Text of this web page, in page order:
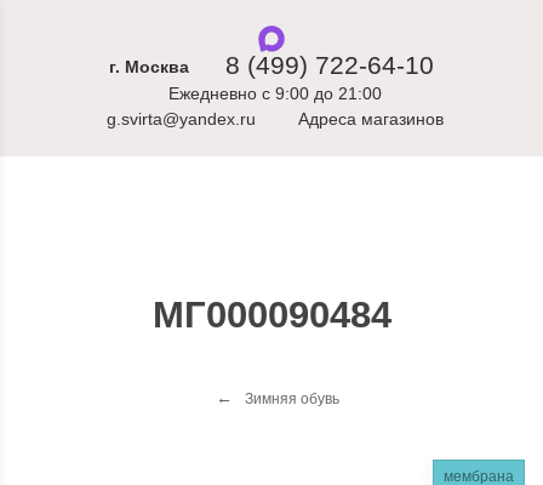
г. Москва 8 (499) 722-64-10
Ежедневно с 9:00 до 21:00
g.svirta@yandex.ru
Адреса магазинов
МГ000090484
Зимняя обувь
мембрана